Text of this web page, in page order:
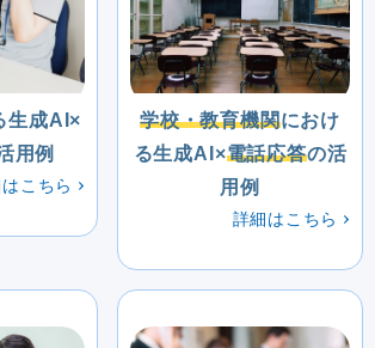
生成AI×
用例
こちら
学校・教育機関におけ
る生成AI×電話応答の活
用例
詳細はこちら